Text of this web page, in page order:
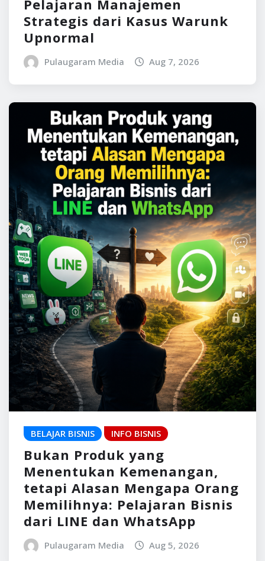
Pelajaran Manajemen
Strategis dari Kasus Warunk
Upnormal
Pulaugaram Media Aug 7, 2026
BELAJAR BISNIS INFO BISNIS
Bukan Produk yang
Menentukan Kemenangan,
tetapi Alasan Mengapa Orang
Memilihnya: Pelajaran Bisnis
dari LINE dan WhatsApp
Pulaugaram Media Aug 5, 2026